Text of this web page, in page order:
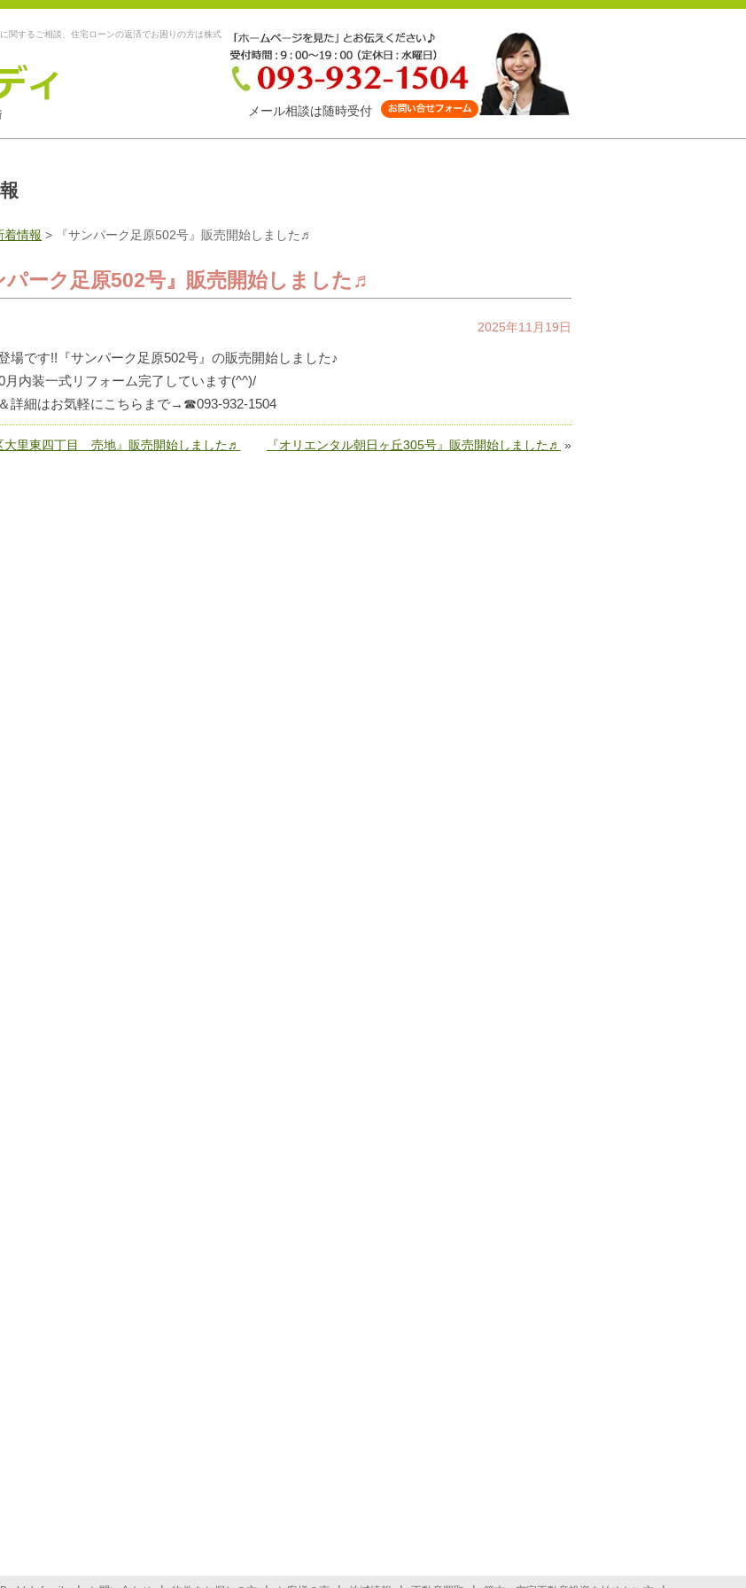
関するご相談、住宅ローンの返済でお困りの方は株式
メール相談は随時受付
着情報 > 『サンパーク足原502号』販売開始しました♬
パーク足原502号』販売開始しました♬
2025年11月19日
場です!!『サンパーク足原502号』の販売開始しました♪
月内装一式リフォーム完了しています(^^)/
詳細はお気軽にこちらまで→☎093-932-1504
大里東四丁目 売地』販売開始しました♬ 『オリエンタル朝日ヶ丘305号』販売開始しました♬ »